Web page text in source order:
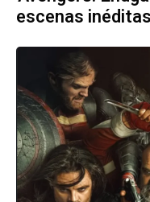
escenas inéditas